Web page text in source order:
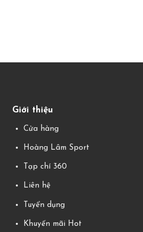
Giới thiệu
Cửa hàng
Hoàng Lâm Sport
Tạp chí 360
Liên hệ
Tuyển dụng
Khuyến mãi Hot